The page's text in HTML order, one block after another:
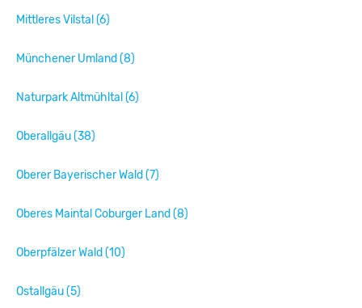
Mittleres Vilstal (6)
Münchener Umland (8)
Naturpark Altmühltal (6)
Oberallgäu (38)
Oberer Bayerischer Wald (7)
Oberes Maintal Coburger Land (8)
Oberpfälzer Wald (10)
Ostallgäu (5)